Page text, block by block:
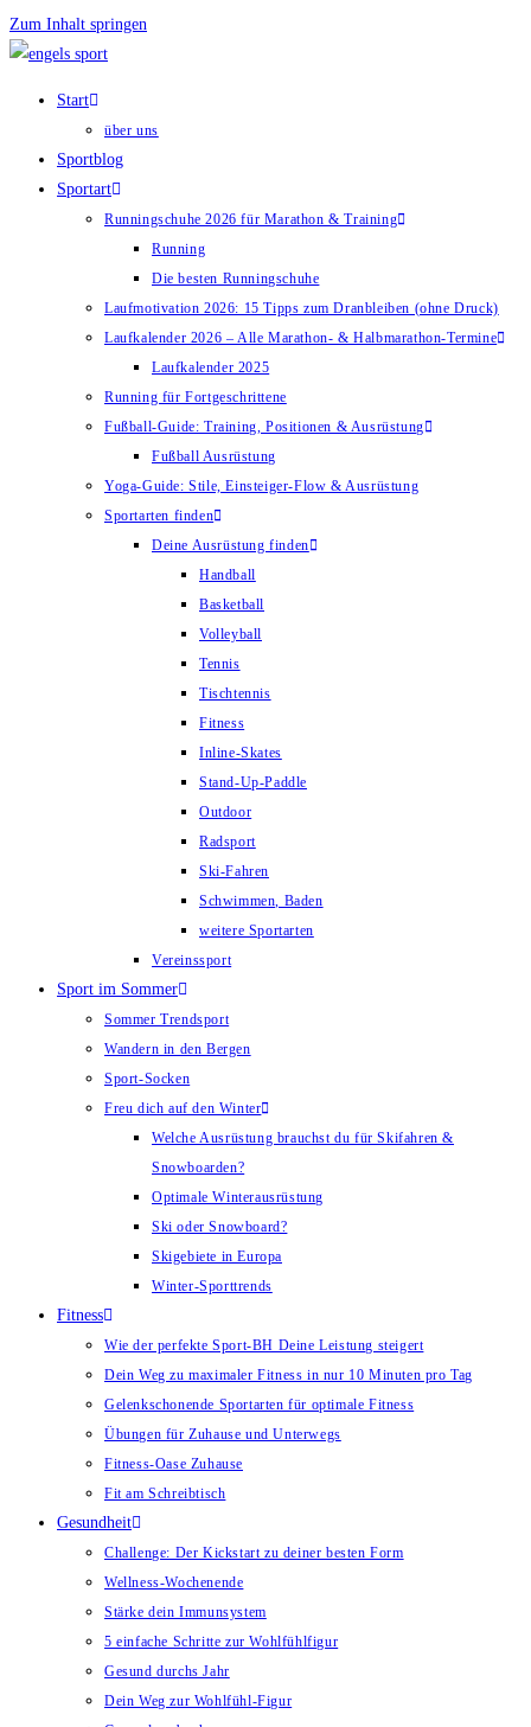
Zum Inhalt springen
Start
über uns
Sportblog
Sportart
Runningschuhe 2026 für Marathon & Training
Running
Die besten Runningschuhe
Laufmotivation 2026: 15 Tipps zum Dranbleiben (ohne Druck)
Laufkalender 2026 – Alle Marathon- & Halbmarathon-Termine
Laufkalender 2025
Running für Fortgeschrittene
Fußball-Guide: Training, Positionen & Ausrüstung
Fußball Ausrüstung
Yoga-Guide: Stile, Einsteiger-Flow & Ausrüstung
Sportarten finden
Deine Ausrüstung finden
Handball
Basketball
Volleyball
Tennis
Tischtennis
Fitness
Inline-Skates
Stand-Up-Paddle
Outdoor
Radsport
Ski-Fahren
Schwimmen, Baden
weitere Sportarten
Vereinssport
Sport im Sommer
Sommer Trendsport
Wandern in den Bergen
Sport-Socken
Freu dich auf den Winter
Welche Ausrüstung brauchst du für Skifahren &
Snowboarden?
Optimale Winterausrüstung
Ski oder Snowboard?
Skigebiete in Europa
Winter-Sporttrends
Fitness
Wie der perfekte Sport-BH Deine Leistung steigert
Dein Weg zu maximaler Fitness in nur 10 Minuten pro Tag
Gelenkschonende Sportarten für optimale Fitness
Übungen für Zuhause und Unterwegs
Fitness-Oase Zuhause
Fit am Schreibtisch
Gesundheit
Challenge: Der Kickstart zu deiner besten Form
Wellness-Wochenende
Stärke dein Immunsystem
5 einfache Schritte zur Wohlfühlfigur
Gesund durchs Jahr
Dein Weg zur Wohlfühl-Figur